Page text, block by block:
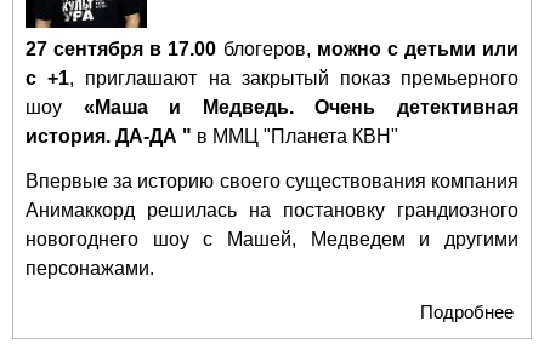
27 сентября в 17.00 блогеров, можно с детьми или
с +1, приглашают на закрытый показ премьерного
шоу «Маша и Медведь. Очень детективная
история. ДА-ДА " в ММЦ "Планета КВН"
Впервые за историю своего существования компания
Анимаккорд решилась на постановку грандиозного
новогоднего шоу с Машей, Медведем и другими
персонажами.
Подробнее